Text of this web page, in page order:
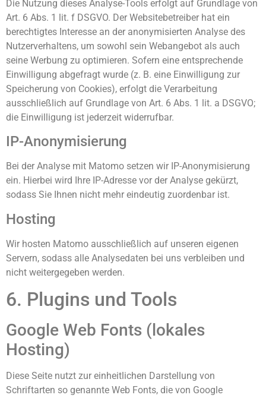
Die Nutzung dieses Analyse-Tools erfolgt auf Grundlage von
Art. 6 Abs. 1 lit. f DSGVO. Der Websitebetreiber hat ein
berechtigtes Interesse an der anonymisierten Analyse des
Nutzerverhaltens, um sowohl sein Webangebot als auch
seine Werbung zu optimieren. Sofern eine entsprechende
Einwilligung abgefragt wurde (z. B. eine Einwilligung zur
Speicherung von Cookies), erfolgt die Verarbeitung
ausschließlich auf Grundlage von Art. 6 Abs. 1 lit. a DSGVO;
die Einwilligung ist jederzeit widerrufbar.
IP-Anonymisierung
Bei der Analyse mit Matomo setzen wir IP-Anonymisierung
ein. Hierbei wird Ihre IP-Adresse vor der Analyse gekürzt,
sodass Sie Ihnen nicht mehr eindeutig zuordenbar ist.
Hosting
Wir hosten Matomo ausschließlich auf unseren eigenen
Servern, sodass alle Analysedaten bei uns verbleiben und
nicht weitergegeben werden.
6. Plugins und Tools
Google Web Fonts (lokales
Hosting)
Diese Seite nutzt zur einheitlichen Darstellung von
Schriftarten so genannte Web Fonts, die von Google